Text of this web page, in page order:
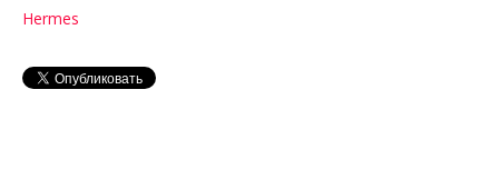
Hermes